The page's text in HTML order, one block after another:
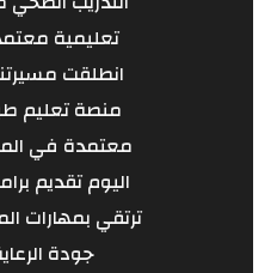
تعليمية
انطلقت
منصة تعليم
معتمدة في
اليوم تقديم
ترتقي بمهارات
جودة